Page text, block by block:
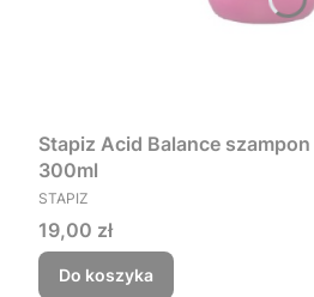
Stapiz Acid Balance
300ml
PRODUCENT
STAPIZ
Cena
19,00 zł
Do koszyka